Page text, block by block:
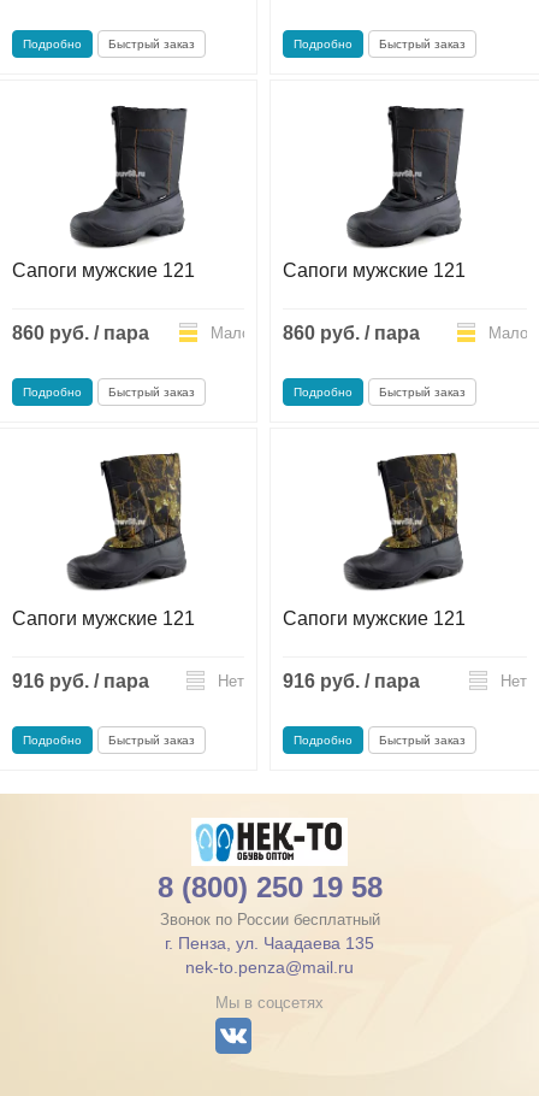
Подробно Быстрый заказ Подробно Быстрый заказ
Сапоги мужские 121
860 руб. / пара Мало
Подробно Быстрый заказ
Сапоги мужские 121
860 руб. / пара Мало
Подробно Быстрый заказ
Сапоги мужские 121
916 руб. / пара Нет
Подробно Быстрый заказ
Сапоги мужские 121
916 руб. / пара Нет
Подробно Быстрый заказ
8 (800) 250 19 58
Звонок по России бесплатный
г. Пенза, ул. Чаадаева 135
nek-to.penza@mail.ru
Мы в соцсетях